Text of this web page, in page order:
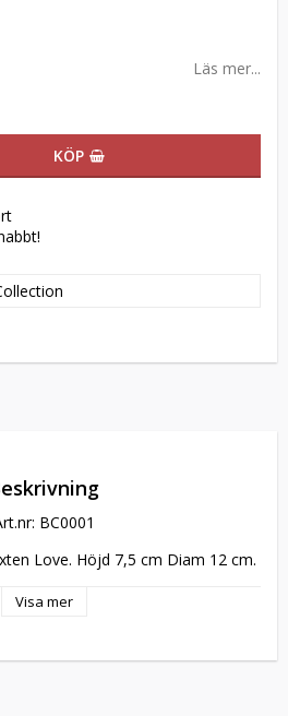
Läs mer...
KÖP
BC0001
Love. Höjd 7,5 cm Diam 12 cm.
Visa mer